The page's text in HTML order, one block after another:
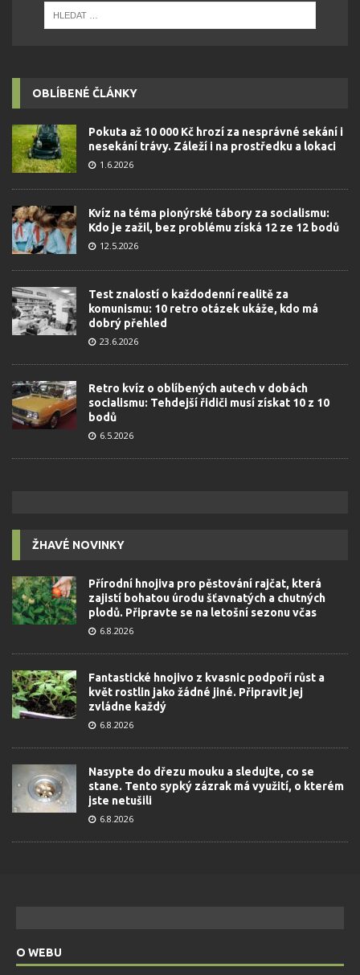
OBLÍBENÉ ČLÁNKY
Pokuta až 10 000 Kč hrozí za nesprávné sekání i
nesekání trávy. Záleží i na prostředku a lokaci
1.6.2026
Kvíz na téma pionýrské tábory za socialismu:
Kdo je zažil, bez problému získá 12 ze 12 bodů
12.5.2026
Test znalostí o každodenní realitě za
komunismu: 10 retro otázek ukáže, kdo má
dobrý přehled
23.6.2026
Retro kvíz o oblíbených autech v dobách
socialismu: Tehdejší řidiči musí získat 10 z 10
bodů
6.5.2026
ŽHAVÉ NOVINKY
Přírodní hnojiva pro pěstování rajčat, která
zajistí bohatou úrodu šťavnatých a chutných
plodů. Připravte se na letošní sezonu včas
6.8.2026
Fantastické hnojivo z kvasnic podpoří růst a
květ rostlin jako žádné jiné. Připravit jej
zvládne každý
6.8.2026
Nasypte do dřezu mouku a sledujte, co se
stane. Tento sypký zázrak má využití, o kterém
jste netušili
6.8.2026
O WEBU